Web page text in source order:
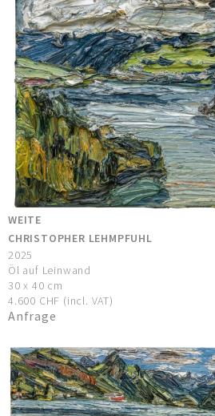
WEITE
CHRISTOPHER LEHMPFUHL
2025
Öl auf Leinwand
30 x 40 cm
4.600 CHF (incl. VAT)
Anfrage